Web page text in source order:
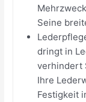
Seine
dringt in
verhindert
Ihre
Festigkeit